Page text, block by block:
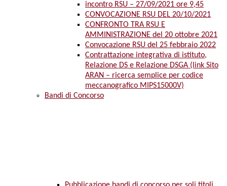
incontro RSU – 27/09/2021 ore 9,45
CONVOCAZIONE RSU DEL 20/10/2021
CONFRONTO TRA RSU E
AMMINISTRAZIONE del 20 ottobre 2021
Convocazione RSU del 25 febbraio 2022
Contrattazione integrativa di istituto,
Relazione DS e Relazione DSGA (link Sito
ARAN – ricerca semplice per codice
meccanografico MIPS15000V)
Bandi di Concorso